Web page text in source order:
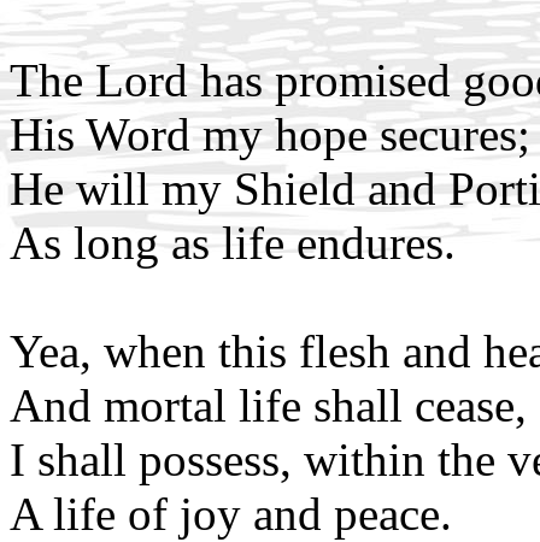
The Lord has promised
His Word my hope secures;
He will my Shield and
As long as life endures.
Yea, when this flesh and
And mortal life shall cease,
I shall possess, within the
A life of joy and peace.